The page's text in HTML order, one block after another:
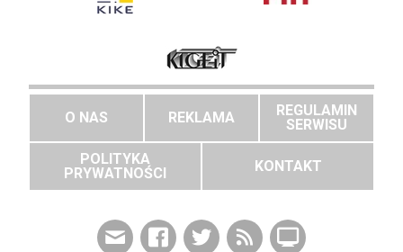
O NAS REKLAMA
REGULAMIN
SERWISU
POLITYKA
PRYWATNOŚCI
KONTAKT